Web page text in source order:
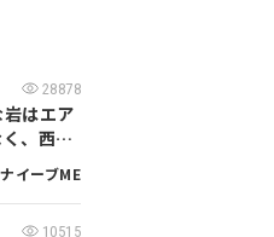
28878
はエア
く、西…
ナイーブME
10515